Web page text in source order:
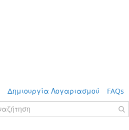
Δημιουργία Λογαριασμού FAQs